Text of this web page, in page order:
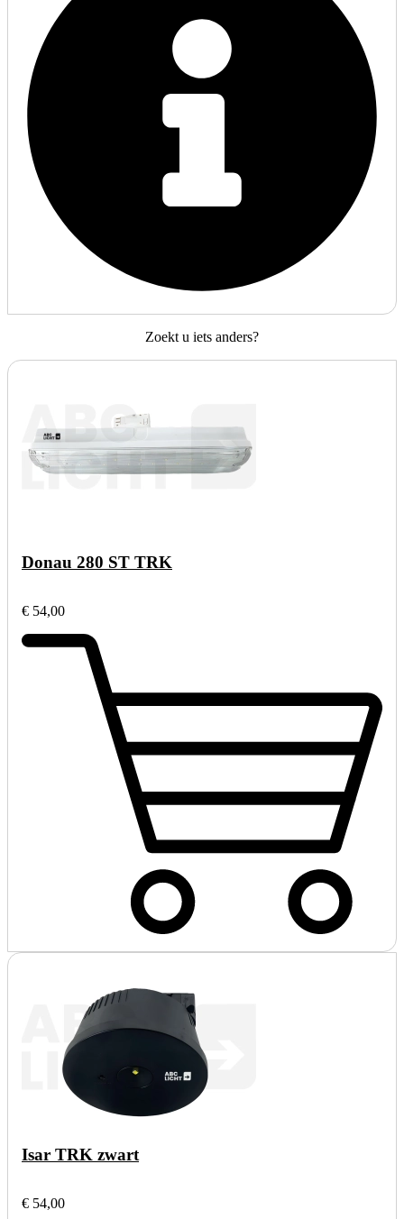
Zoekt u iets anders?
Donau 280 ST TRK
€ 54,00
Isar TRK zwart
€ 54,00